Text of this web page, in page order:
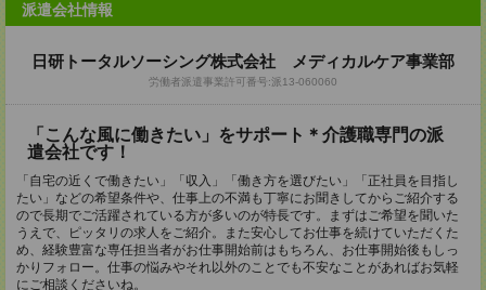
派遣会社情報
日研トータルソーシング株式会社 メディカルケア事業部
労働者派遣事業許可番号:派13-060060
「こんな風に働きたい」をサポート＊介護職専門の派
遣会社です！
「自宅の近くで働きたい」「収入」「働き方を選びたい」「正社員を目指し
たい」などの希望条件や、仕事上の不満も丁寧にお聞きしてからご紹介する
ので長期でご活躍されている方が多いのが特長です。まずはご希望を聞いた
うえで、ピッタリの求人をご紹介。また安心してお仕事を続けていただくた
め、経験豊富な専任担当者がお仕事開始前はもちろん、お仕事開始後もしっ
かりフォロー。仕事の悩みやそれ以外のことでも不安なことがあればお気軽
にご相談くださいね。